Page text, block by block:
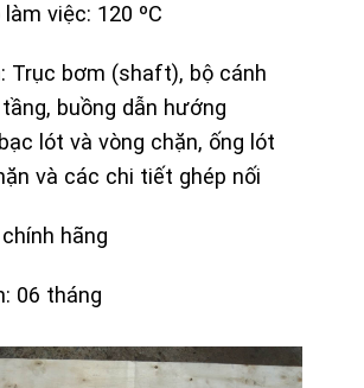
việc: 120 ºC
Trục bơm (shaft), bộ cánh
buồng dẫn hướng
lót và vòng chặn, ống lót
và các chi tiết ghép nối
hãng
06 tháng